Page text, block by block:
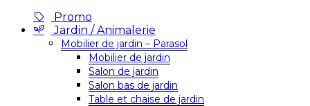
Promo
Jardin / Animalerie
Mobilier de jardin – Parasol
Mobilier de jardin
Salon de jardin
Salon bas de jardin
Table et chaise de jardin